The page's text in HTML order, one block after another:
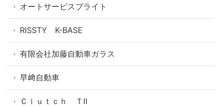
オートサービスブライト
RISSTY K-BASE
有限会社加藤自動車ガラス
早﨑自動車
Ｃｌｕｔｃｈ ＴⅡ